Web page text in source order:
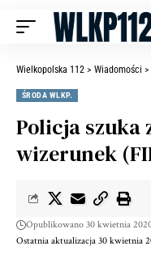
Wielkopolska 112 > Wiadomości >
ŚRODA WLKP.
Policja szuka
wizerunek
Ostatnia aktualizacja 30 kwietnia
Opublikowano 30 kwietnia